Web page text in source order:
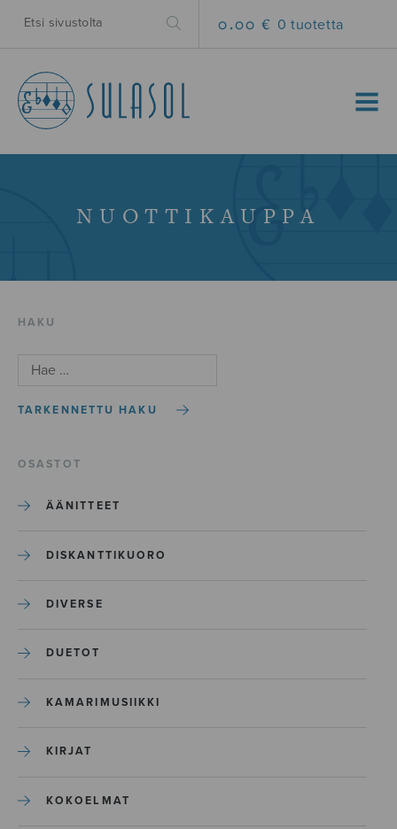
0.00 € 0 tuotetta
MENU
NUOTTIKAUPPA
HAKU
TARKENNETTU HAKU
OSASTOT
ÄÄNITTEET
DISKANTTIKUORO
DIVERSE
DUETOT
KAMARIMUSIIKKI
KIRJAT
KOKOELMAT